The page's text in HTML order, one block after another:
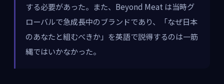
する必要があった。また、Beyond Meat は当時グ
ローバルで急成長中のブランドであり、「なぜ日本
のあなたと組むべきか」を英語で説得するのは一筋
縄ではいかなかった。